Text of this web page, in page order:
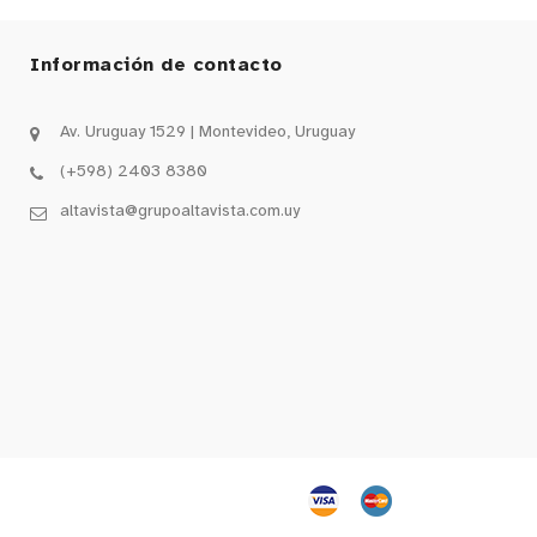
Información de contacto
Av. Uruguay 1529 | Montevideo, Uruguay
(+598) 2403 8380
altavista@grupoaltavista.com.uy